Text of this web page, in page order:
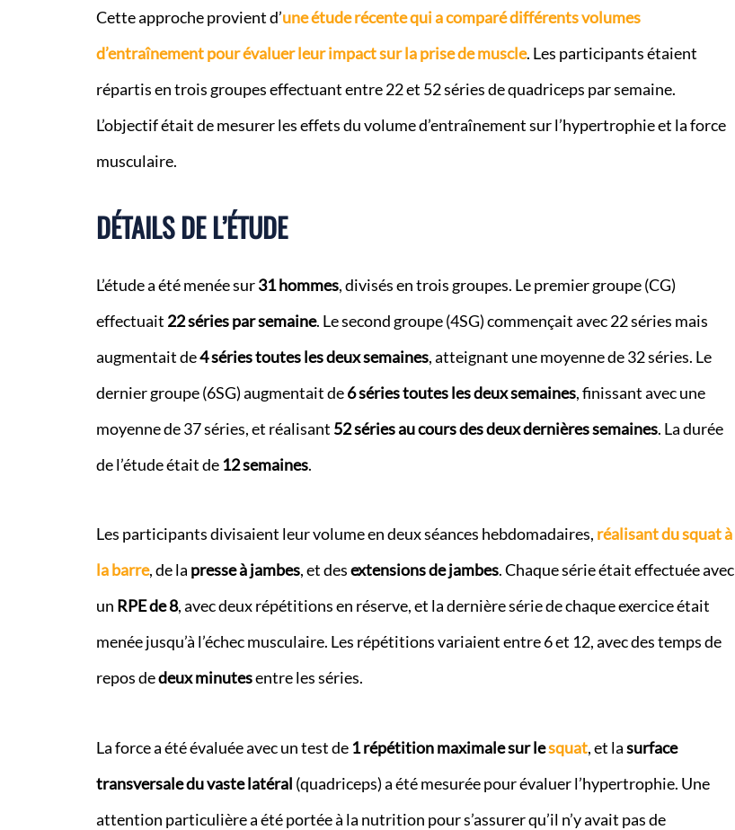
Cette approche provient d’une étude récente qui a comparé différents volumes
d’entraînement pour évaluer leur impact sur la prise de muscle. Les participants étaient
répartis en trois groupes effectuant entre 22 et 52 séries de quadriceps par semaine.
L’objectif était de mesurer les effets du volume d’entraînement sur l’hypertrophie et la force
musculaire.
DÉTAILS DE L’ÉTUDE
L’étude a été menée sur31 hommes, divisés en trois groupes. Le premier groupe (CG)
effectuait 22 séries par semaine. Le second groupe (4SG) commençait avec 22 séries mais
augmentait de4 séries toutes les deux semaines, atteignant une moyenne de 32 séries. Le
dernier groupe (6SG) augmentait de6 séries toutes les deux semaines, finissant avec une
moyenne de 37 séries, et réalisant 52 séries au cours des deux dernières semaines. La durée
de l’étude était de 12 semaines.
Les participants divisaient leur volume en deux séances hebdomadaires, réalisant du squat à
la barre, de la presse à jambes, et desextensions de jambes. Chaque série était effectuée avec
un RPE de 8, avec deux répétitions en réserve, et la dernière série de chaque exercice était
menée jusqu’à l’échec musculaire. Les répétitions variaient entre 6 et 12, avec des temps de
repos dedeux minutesentre les séries.
La force a été évaluée avec un test de 1 répétition maximale sur lesquat, et lasurface
transversale du vaste latéral (quadriceps) a été mesurée pour évaluer l’hypertrophie. Une
attention particulière a été portée à la nutrition pour s’assurer qu’il n’y avait pas de